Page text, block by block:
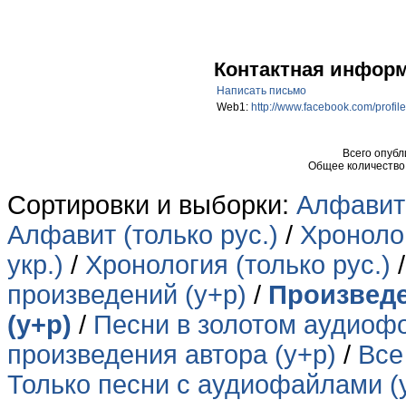
Контактная
Написать письмо
Web1: http://www.facebook.com/
Всего
Общее
Сортировки и выборки:
Алфавит (только рус.) /
укр.) / Хронология (только рус.)
произведений (у+р) /
(у+р) / Песни в золотом
произведения автора (у+р) /
Только песни с аудиофайлами